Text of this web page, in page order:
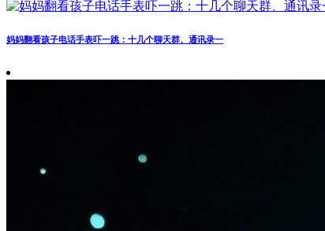
妈妈翻看孩子电话手表吓一跳：十几个聊天群、通讯录一